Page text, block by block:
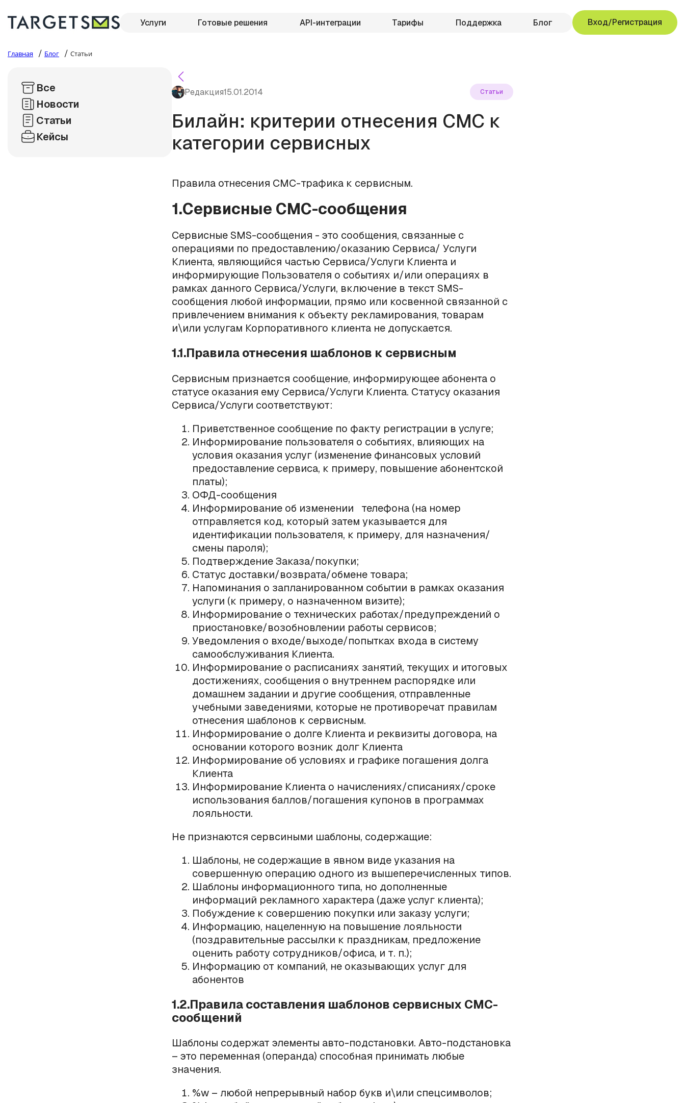
Услуги Готовые решения API-интеграции Тарифы Поддержка Блог Вход/Регистрация
Главная / Блог / Статьи
Все
Новости
Статьи
Кейсы
Редакция15.01.2014 Статьи
Билайн: критерии отнесения СМС к
категории сервисных
Правила отнесения СМС-трафика к сервисным.
1.Сервисные СМС-сообщения
Сервисные SMS-сообщения - это сообщения, связанные c
операциями по предоставлению/оказанию Сервиса/ Услуги
Клиента, являющийся частью Сервиса/Услуги Клиента и
информирующие Пользователя о событиях и/или операциях в
рамках данного Сервиса/Услуги, включение в текст SMS-
сообщения любой информации, прямо или косвенной связанной с
привлечением внимания к объекту рекламирования, товарам
и\или услугам Корпоративного клиента не допускается.
1.1.Правила отнесения шаблонов к сервисным
Сервисным признается сообщение, информирующее абонента о
статусе оказания ему Сервиса/Услуги Клиента. Статусу оказания
Сервиса/Услуги соответствуют:
Приветственное сообщение по факту регистрации в услуге;
Информирование пользователя о событиях, влияющих на
условия оказания услуг (изменение финансовых условий
предоставление сервиса, к примеру, повышение абонентской
платы);
ОФД-сообщения
Информирование об изменении телефона (на номер
отправляется код, который затем указывается для
идентификации пользователя, к примеру, для назначения/
смены пароля);
Подтверждение Заказа/покупки;
Статус доставки/возврата/обмене товара;
Напоминания о запланированном событии в рамках оказания
услуги (к примеру, о назначенном визите);
Информирование о технических работах/предупреждений о
приостановке/возобновлении работы сервисов;
Уведомления о входе/выходе/попытках входа в систему
самообслуживания Клиента.
Информирование о расписаниях занятий, текущих и итоговых
достижениях, сообщения о внутреннем распорядке или
домашнем задании и другие сообщения, отправленные
учебными заведениями, которые не противоречат правилам
отнесения шаблонов к сервисным.
Информирование о долге Клиента и реквизиты договора, на
основании которого возник долг Клиента
Информирование об условиях и графике погашения долга
Клиента
Информирование Клиента о начислениях/списаниях/сроке
использования баллов/погашения купонов в программах
лояльности.
Не признаются сервсиными шаблоны, содержащие:
Шаблоны, не содержащие в явном виде указания на
совершенную операцию одного из вышеперечисленных типов.
Шаблоны информационного типа, но дополненные
информаций рекламного характера (даже услуг клиента);
Побуждение к совершению покупки или заказу услуги;
Информацию, нацеленную на повышение лояльности
(поздравительные рассылки к праздникам, предложение
оценить работу сотрудников/офиса, и т. п.);
Информацию от компаний, не оказывающих услуг для
абонентов
1.2.Правила составления шаблонов сервисных СМС-
сообщений
Шаблоны содержат элементы авто-подстановки. Авто-подстановка
– это переменная (операнда) способная принимать любые
значения.
%w – любой непрерывный набор букв и\или спецсимволов;